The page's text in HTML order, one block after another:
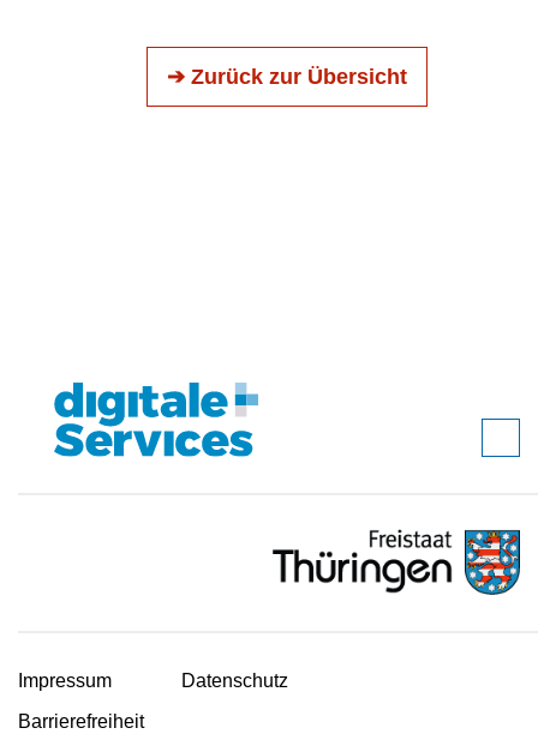
➔ Zurück zur Übersicht
Impressum
Datenschutz
Barrierefreiheit